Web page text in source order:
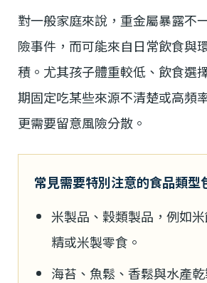
對一般家庭來說，重金屬暴露不
險事件，而可能來自日常飲食與
積。尤其孩子體重較低、飲食選
期固定吃某些來源不清楚或高頻
更需要留意風險分散。
常見需要特別注意的食品類型
米製品、穀類製品，例如
精或米製零食。
海苔、魚鬆、香鬆與水產